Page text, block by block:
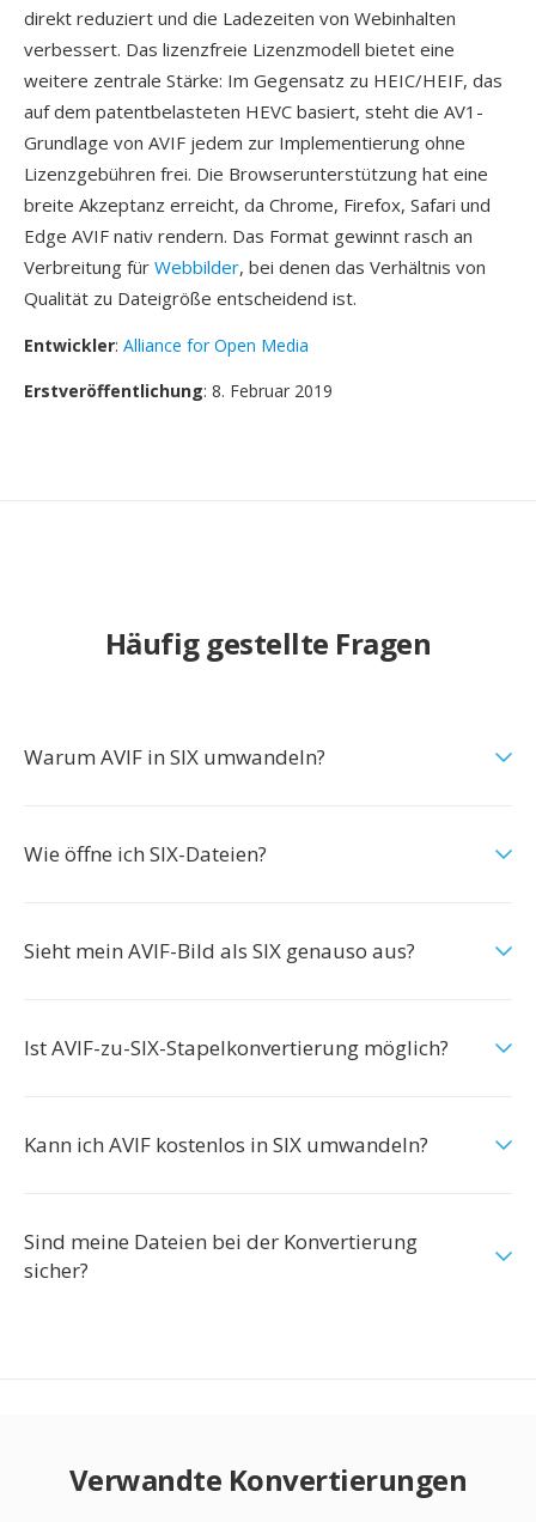
direkt reduziert und die Ladezeiten von Webinhalten
verbessert. Das lizenzfreie Lizenzmodell bietet eine
weitere zentrale Stärke: Im Gegensatz zu HEIC/HEIF, das
auf dem patentbelasteten HEVC basiert, steht die AV1-
Grundlage von AVIF jedem zur Implementierung ohne
Lizenzgebühren frei. Die Browserunterstützung hat eine
breite Akzeptanz erreicht, da Chrome, Firefox, Safari und
Edge AVIF nativ rendern. Das Format gewinnt rasch an
Verbreitung für Webbilder, bei denen das Verhältnis von
Qualität zu Dateigröße entscheidend ist.
Entwickler: Alliance for Open Media
Erstveröffentlichung: 8. Februar 2019
Häufig gestellte Fragen
Warum AVIF in SIX umwandeln?
Wie öffne ich SIX-Dateien?
Sieht mein AVIF-Bild als SIX genauso aus?
Ist AVIF-zu-SIX-Stapelkonvertierung möglich?
Kann ich AVIF kostenlos in SIX umwandeln?
Sind meine Dateien bei der Konvertierung
sicher?
Verwandte Konvertierungen